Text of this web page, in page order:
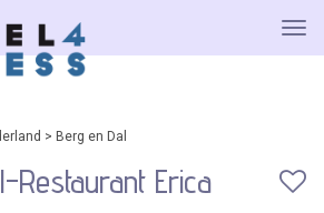
> Berg en Dal
Restaurant Erica